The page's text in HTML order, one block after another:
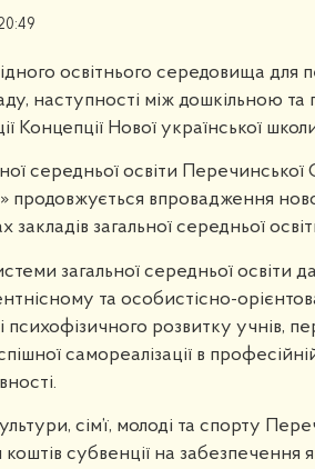
освітнього середовища для
наступності між дошкільною
Концепції Нової української
середньої освіти
продовжується впровадження
закладів загальної середньої
загальної середньої освіти
та особистісно-
психофізичного розвитку учнів,
самореалізації в
сім’ї, молоді та спорту
субвенції на забезпечення